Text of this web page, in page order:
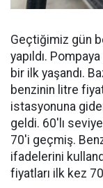
Geçtiğimiz gün
yapıldı.
bir ilk yaşandı.
benzinin litre
istasyonuna
geldi. 60'lı
70'i geçmiş.
ifadelerini
fiyatları ilk kez